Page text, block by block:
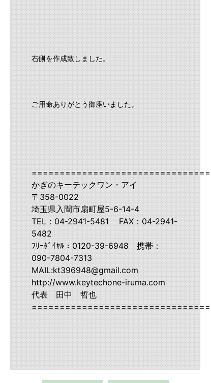
右側を作成致しました。
ご用命ありがとう御座いました。
かぎのキーテックワン・アイ
〒358-0022
埼玉県入間市扇町屋5-6-14-4
TEL：04-2941-5481 FAX：04-2941-
5482
ﾌﾘｰﾀﾞｲﾔﾙ：0120-39-6948 携帯：
090-7804-7313
MAIL:kt396948@gmail.com
http://www.keytechone-iruma.com
代表 田中 哲也